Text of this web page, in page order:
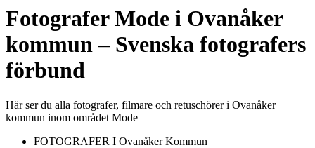
FotograferMode i Ovanåker
kommun– Svenska fotografers
förbund
Här ser du alla fotografer, filmare och retuschörer i Ovanåker
kommun inom området Mode
FOTOGRAFER I Ovanåker Kommun